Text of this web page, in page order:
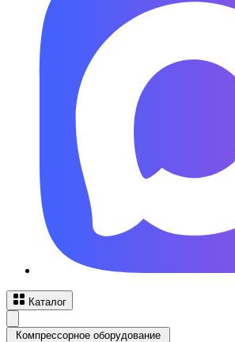
Каталог
Компрессорное оборудование